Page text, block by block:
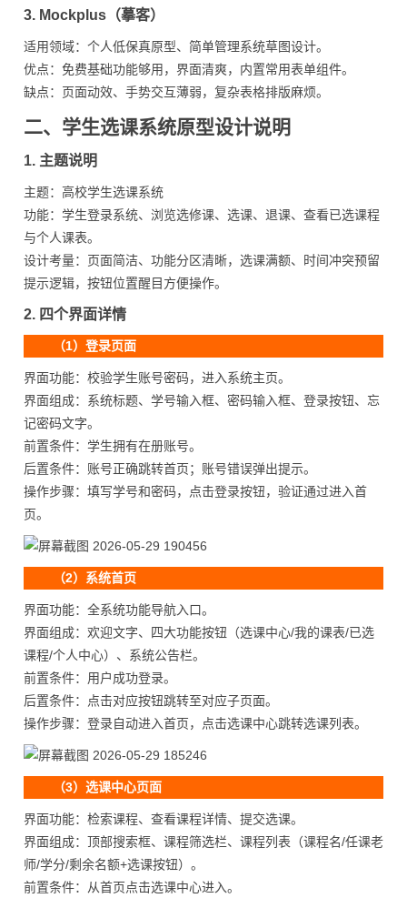
3. Mockplus（摹客）
适用领域：个人低保真原型、简单管理系统草图设计。
优点：免费基础功能够用，界面清爽，内置常用表单组件。
缺点：页面动效、手势交互薄弱，复杂表格排版麻烦。
二、学生选课系统原型设计说明
1. 主题说明
主题：高校学生选课系统
功能：学生登录系统、浏览选修课、选课、退课、查看已选课程
与个人课表。
设计考量：页面简洁、功能分区清晰，选课满额、时间冲突预留
提示逻辑，按钮位置醒目方便操作。
2. 四个界面详情
（1）登录页面
界面功能：校验学生账号密码，进入系统主页。
界面组成：系统标题、学号输入框、密码输入框、登录按钮、忘
记密码文字。
前置条件：学生拥有在册账号。
后置条件：账号正确跳转首页；账号错误弹出提示。
操作步骤：填写学号和密码，点击登录按钮，验证通过进入首
页。
（2）系统首页
界面功能：全系统功能导航入口。
界面组成：欢迎文字、四大功能按钮（选课中心/我的课表/已选
课程/个人中心）、系统公告栏。
前置条件：用户成功登录。
后置条件：点击对应按钮跳转至对应子页面。
操作步骤：登录自动进入首页，点击选课中心跳转选课列表。
（3）选课中心页面
界面功能：检索课程、查看课程详情、提交选课。
界面组成：顶部搜索框、课程筛选栏、课程列表（课程名/任课老
师/学分/剩余名额+选课按钮）。
前置条件：从首页点击选课中心进入。